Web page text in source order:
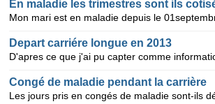
Depart carriére longue en 2013
Congé de maladie pendant la carrière